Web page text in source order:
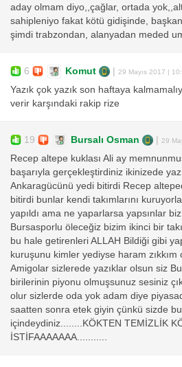
aday olmam diyo,,çağlar, ortada
sahipleniyo fakat kötü gidişinde,
şimdi trabzondan, alanyadan meded
6 Komut 29 Mayıs 2017 |
Yazık çok yazık son haftaya
verir karşındaki rakip rize
19 Bursalı Osman 29
Recep altepe kuklası Ali ay
başarıyla gerçekleştirdiniz ikinizede
Ankaragücünü yedi bitirdi Recep
bitirdi bunlar kendi takımlarını
yapıldı ama ne yaparlarsa yapsınlar
Bursasporlu öleceğiz bizim ikinci bir
bu hale getirenleri ALLAH Bildiği gibi
kuruşunu kimler yediyse haram zıkkım
Amigolar sizlerede yazıklar olsun siz
birilerinin piyonu olmuşsunuz sesiniz
olur sizlerde oda yok adam diye
saatten sonra etek giyin çünkü sizde bu
içindeydiniz........KÖKTEN TEMİZLİK
İSTİFAAAAAAA...........